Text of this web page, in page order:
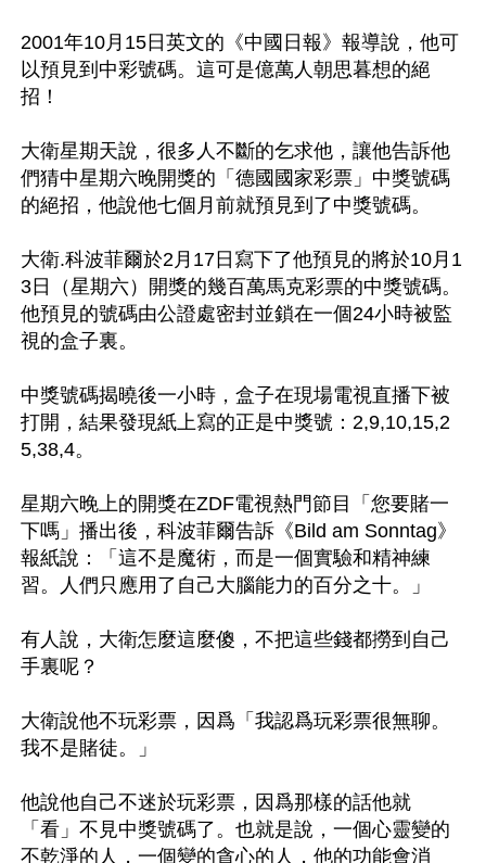
2001年10月15日英文的《中國日報》報導說，他可
以預見到中彩號碼。這可是億萬人朝思暮想的絕
招！
大衛星期天說，很多人不斷的乞求他，讓他告訴他
們猜中星期六晚開獎的「德國國家彩票」中獎號碼
的絕招，他說他七個月前就預見到了中獎號碼。
大衛.科波菲爾於2月17日寫下了他預見的將於10月1
3日（星期六）開獎的幾百萬馬克彩票的中獎號碼。
他預見的號碼由公證處密封並鎖在一個24小時被監
視的盒子裏。
中獎號碼揭曉後一小時，盒子在現場電視直播下被
打開，結果發現紙上寫的正是中獎號：2,9,10,15,2
5,38,4。
星期六晚上的開獎在ZDF電視熱門節目「您要賭一
下嗎」播出後，科波菲爾告訴《Bild am Sonntag》
報紙說：「這不是魔術，而是一個實驗和精神練
習。人們只應用了自己大腦能力的百分之十。」
有人說，大衛怎麼這麼傻，不把這些錢都撈到自己
手裏呢？
大衛說他不玩彩票，因爲「我認爲玩彩票很無聊。
我不是賭徒。」
他說他自己不迷於玩彩票，因爲那樣的話他就
「看」不見中獎號碼了。也就是說，一個心靈變的
不乾淨的人，一個變的貪心的人，他的功能會消